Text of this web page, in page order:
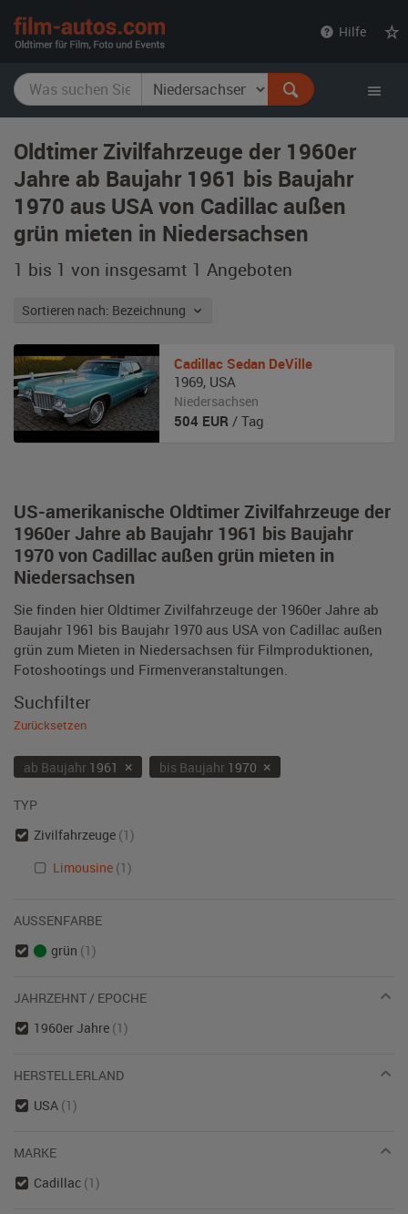
Hilfe
Oldtimer Zivilfahrzeuge der 1960er
Jahre ab Baujahr 1961 bis Baujahr
1970 aus USA von Cadillac außen
grün mieten in Niedersachsen
1 bis 1 von insgesamt 1 Angeboten
Sortieren nach: Bezeichnung
US-amerikanische Oldtimer Zivilfahrzeuge der
1960er Jahre ab Baujahr 1961 bis Baujahr
1970 von Cadillac außen grün mieten in
Niedersachsen
Sie finden hier Oldtimer Zivilfahrzeuge der 1960er Jahre ab
Baujahr 1961 bis Baujahr 1970 aus USA von Cadillac außen
grün zum Mieten in Niedersachsen für Filmproduktionen,
Fotoshootings und Firmenveranstaltungen.
Cadillac Sedan DeVille
1969, USA
Niedersachsen
504 EUR / Tag
Suchfilter
Zurücksetzen
ab Baujahr1961 × bis Baujahr1970 ×
TYP
Zivilfahrzeuge (1)
Limousine (1)
AUSSENFARBE
grün (1)
JAHRZEHNT / EPOCHE
1960er Jahre (1)
HERSTELLERLAND
USA (1)
MARKE
Cadillac (1)